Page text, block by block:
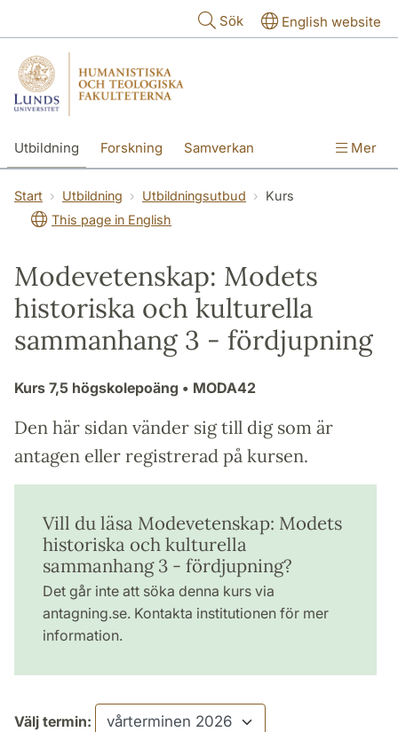
Sök English website
Utbildning Forskning Samverkan Mer
Start Utbildning Utbildningsutbud
Kurs
This page in English
Modevetenskap: Modets
historiska och kulturella
sammanhang 3 - fördjupning
Kurs 7,5 högskolepoäng • MODA42
Den här sidan vänder sig till dig som är
antagen eller registrerad på kursen.
Vill du läsa Modevetenskap: Modets
historiska och kulturella
sammanhang 3 - fördjupning?
Det går inte att söka denna kurs via
antagning.se. Kontakta institutionen för mer
information.
Välj termin: